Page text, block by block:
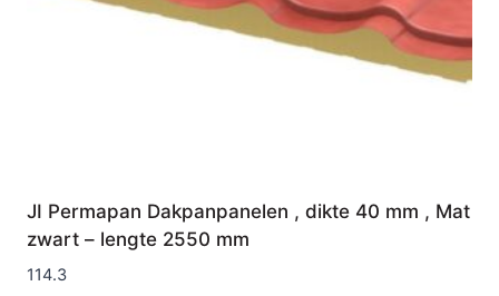
JI Permapan Dakpanpanelen , dikte 40 mm , Mat
zwart – lengte 2550 mm
114.3